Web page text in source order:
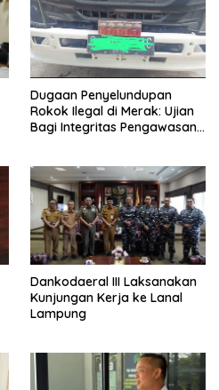
Dugaan Penyelundupan
Rokok Ilegal di Merak: Ujian
Bagi Integritas Pengawasan
Dankodaeral III Laksanakan
Kunjungan Kerja ke Lanal
Lampung